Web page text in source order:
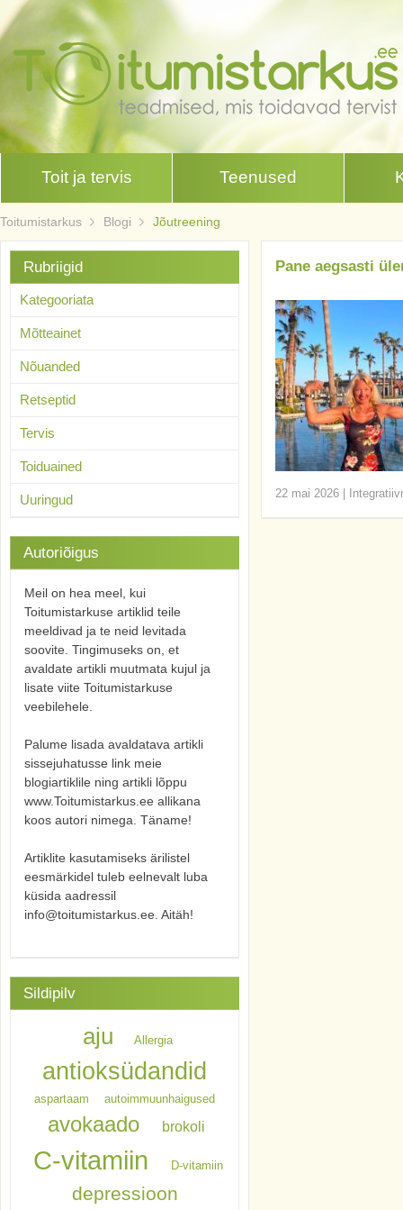
Toit ja tervis Teenused
Toitumistarkus Blogi Jõutreening
Pane aegsasti
22 mai 2026
Rubriigid
Kategooriata
Mõtteainet
Nõuanded
Retseptid
Tervis
Toiduained
Uuringud
Autoriõigus
Meil on hea meel, kui
Toitumistarkuse artiklid teile
meeldivad ja te neid levitada
soovite. Tingimuseks on, et
avaldate artikli muutmata kujul ja
lisate viite Toitumistarkuse
veebilehele.
Palume lisada avaldatava artikli
sissejuhatusse link meie
blogiartiklile ning artikli lõppu
www.Toitumistarkus.ee allikana
koos autori nimega. Täname!
Artiklite kasutamiseks ärilistel
eesmärkidel tuleb eelnevalt luba
küsida aadressil
info@toitumistarkus.ee. Aitäh!
Sildipilv
aju Allergia
antioksüdandid
aspartaam autoimmuunhaigused
avokaado brokoli
C-vitamiin D-vitamiin
depressioon